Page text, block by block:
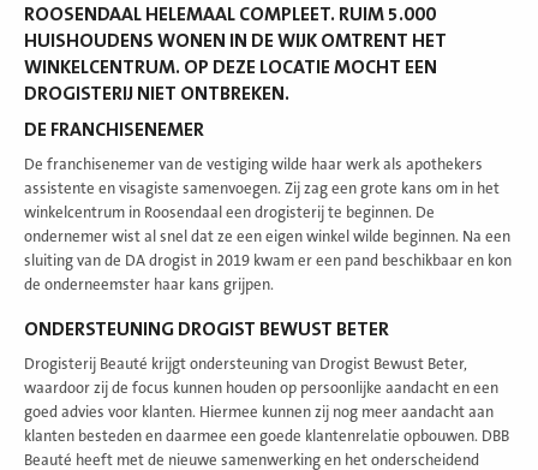
ROOSENDAAL HELEMAAL COMPLEET. RUIM 5.000
HUISHOUDENS WONEN IN DE WIJK OMTRENT HET
WINKELCENTRUM. OP DEZE LOCATIE MOCHT EEN
DROGISTERIJ NIET ONTBREKEN.
DE FRANCHISENEMER
De franchisenemer van de vestiging wilde haar werk als apothekers
assistente en visagiste samenvoegen. Zij zag een grote kans om in het
winkelcentrum in Roosendaal een drogisterij te beginnen. De
ondernemer wist al snel dat ze een eigen winkel wilde beginnen. Na een
sluiting van de DA drogist in 2019 kwam er een pand beschikbaar en kon
de onderneemster haar kans grijpen.
ONDERSTEUNING DROGIST BEWUST BETER
Drogisterij Beauté krijgt ondersteuning van Drogist Bewust Beter,
waardoor zij de focus kunnen houden op persoonlijke aandacht en een
goed advies voor klanten. Hiermee kunnen zij nog meer aandacht aan
klanten besteden en daarmee een goede klantenrelatie opbouwen. DBB
Beauté heeft met de nieuwe samenwerking en het onderscheidend